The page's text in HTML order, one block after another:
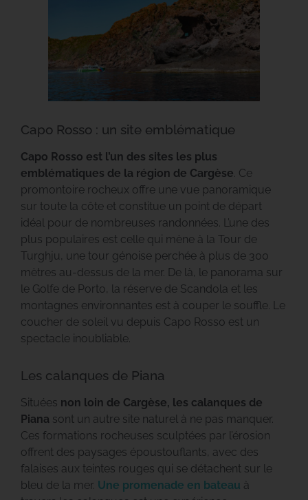
Capo Rosso : un site emblématique
Capo Rosso est l’un des sites les plus
emblématiques de la région de Cargèse. Ce
promontoire rocheux offre une vue panoramique
sur toute la côte et constitue un point de départ
idéal pour de nombreuses randonnées. L’une des
plus populaires est celle qui mène à la Tour de
Turghju, une tour génoise perchée à plus de 300
mètres au-dessus de la mer. De là, le panorama sur
le Golfe de Porto, la réserve de Scandola et les
montagnes environnantes est à couper le souffle. Le
coucher de soleil vu depuis Capo Rosso est un
spectacle inoubliable.
Les calanques de Piana
Situées non loin de Cargèse, les calanques de
Piana sont un autre site naturel à ne pas manquer.
Ces formations rocheuses sculptées par l’érosion
offrent des paysages époustouflants, avec des
falaises aux teintes rouges qui se détachent sur le
bleu de la mer. Une promenade en bateau à